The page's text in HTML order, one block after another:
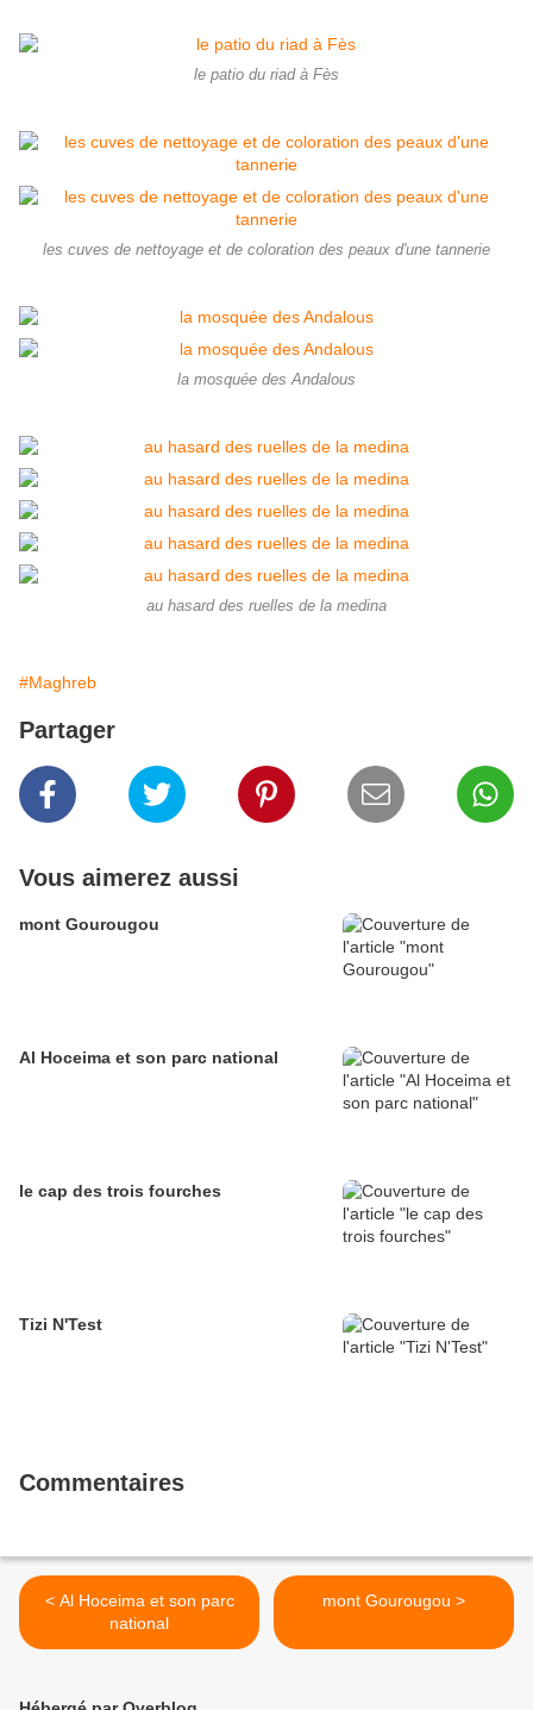
le patio du riad à Fès
les cuves de nettoyage et de coloration des peaux d'une tannerie
la mosquée des Andalous
au hasard des ruelles de la medina
#Maghreb
Partager
Vous aimerez aussi
mont Gourougou
Al Hoceima et son parc national
le cap des trois fourches
Tizi N'Test
Commentaires
< Al Hoceima et son parc
national
mont Gourougou >